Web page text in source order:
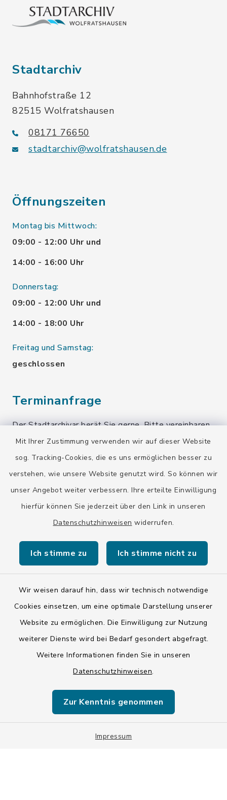
Mit Ihrer Zustimmung verwenden wir auf dieser Website
sog. Tracking-Cookies, die es uns ermöglichen besser zu
verstehen, wie unsere Website genutzt wird. So können wir
unser Angebot weiter verbessern. Ihre erteilte Einwilligung
hierfür können Sie jederzeit über den Link in unseren
Datenschutzhinweisen widerrufen.
Ich stimme zu Ich stimme nicht zu
Wir weisen darauf hin, dass wir technisch notwendige
Cookies einsetzen, um eine optimale Darstellung unserer
Website zu ermöglichen. Die Einwilligung zur Nutzung
weiterer Dienste wird bei Bedarf gesondert abgefragt.
Weitere Informationen finden Sie in unseren
Datenschutzhinweisen.
Zur Kenntnis genommen
Impressum
Stadtarchiv
Bahnhofstraße 12
82515 Wolfratshausen
08171 76650
stadtarchiv@wolfratshausen.de
Öffnungszeiten
Montag bis Mittwoch:
09:00 - 12:00 Uhr und
14:00 - 16:00 Uhr
Donnerstag:
09:00 - 12:00 Uhr und
14:00 - 18:00 Uhr
Freitag und Samstag:
geschlossen
Terminanfrage
Der Stadtarchivar berät Sie gerne. Bitte vereinbaren
Sie einen Termin!
Terminanfrage senden
Quicklinks
Kontakt
Datenschutz
ISIS 12
Sitemap